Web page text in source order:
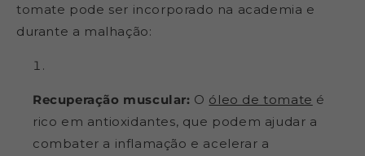
tomate pode ser incorporado na academia e
durante a malhação:
Recuperação muscular: O óleo de tomate é
rico em antioxidantes, que podem ajudar a
combater a inflamação e acelerar a